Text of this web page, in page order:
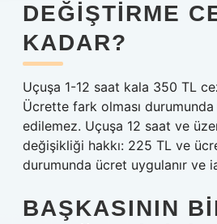
DEĞIŞTIRME
KADAR?
Uçuşa 1-12 saat kala 350 TL
Ücrette fark olması durumunda
edilemez. Uçuşa 12 saat ve
değişikliği hakkı: 225 TL ve
durumunda ücret uygulanır ve
BAŞKASININ